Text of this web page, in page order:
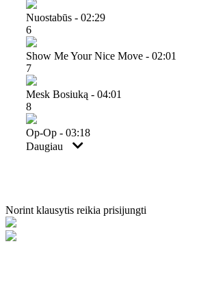
Nuostabūs - 02:29
6
Show Me Your Nice Move - 02:01
7
Mesk Bosiuką - 04:01
8
Op-Op - 03:18
Daugiau
Norint klausytis reikia prisijungti